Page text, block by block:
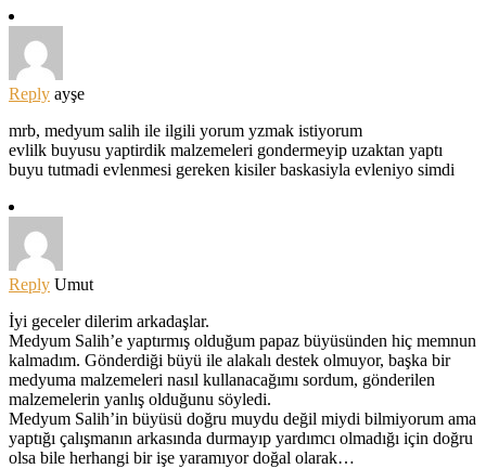
Reply ayşe
mrb, medyum salih ile ilgili yorum yzmak istiyorum
evlilk buyusu yaptirdik malzemeleri gondermeyip uzaktan yaptı
buyu tutmadi evlenmesi gereken kisiler baskasiyla evleniyo simdi
Reply Umut
İyi geceler dilerim arkadaşlar.
Medyum Salih’e yaptırmış olduğum papaz büyüsünden hiç memnun
kalmadım. Gönderdiği büyü ile alakalı destek olmuyor, başka bir
medyuma malzemeleri nasıl kullanacağımı sordum, gönderilen
malzemelerin yanlış olduğunu söyledi.
Medyum Salih’in büyüsü doğru muydu değil miydi bilmiyorum ama
yaptığı çalışmanın arkasında durmayıp yardımcı olmadığı için doğru
olsa bile herhangi bir işe yaramıyor doğal olarak…